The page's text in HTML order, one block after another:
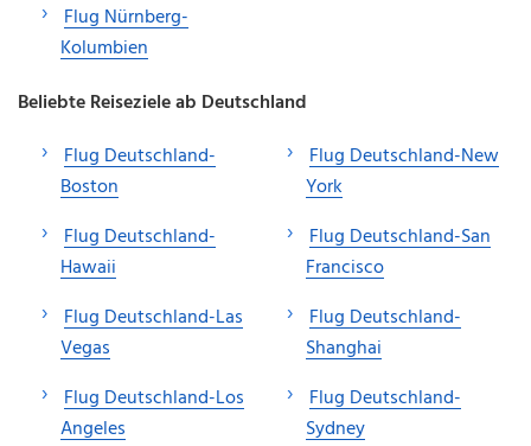
Flug Nürnberg-
Kolumbien
Beliebte Reiseziele ab Deutschland
Flug Deutschland-
Boston
Flug Deutschland-
Hawaii
Flug Deutschland-Las
Vegas
Flug Deutschland-Los
Angeles
Flug Deutschland-New
York
Flug Deutschland-San
Francisco
Flug Deutschland-
Shanghai
Flug Deutschland-
Sydney